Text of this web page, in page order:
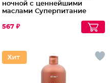
ночной с ценнейшими
маслами Суперпитание
567 ₽